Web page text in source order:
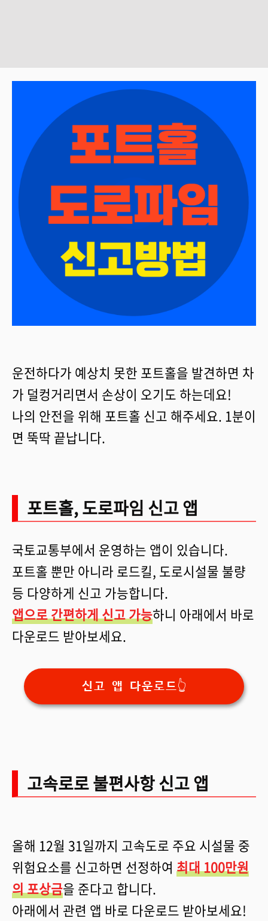
운전하다가 예상치 못한 포트홀을 발견하면 차
가 덜컹거리면서 손상이 오기도 하는데요!
나의 안전을 위해 포트홀 신고 해주세요. 1분이
면 뚝딱 끝납니다.
포트홀, 도로파임 신고 앱
국토교통부에서 운영하는 앱이 있습니다.
포트홀 뿐만 아니라 로드킬, 도로시설물 불량
등 다양하게 신고 가능합니다.
앱으로 간편하게 신고 가능하니 아래에서 바로
다운로드 받아보세요.
신고 앱 다운로드👆
고속로로 불편사항 신고 앱
올해 12월 31일까지 고속도로 주요 시설물 중
위험요소를 신고하면 선정하여 최대 100만원
의 포상금을 준다고 합니다.
아래에서 관련 앱 바로 다운로드 받아보세요!